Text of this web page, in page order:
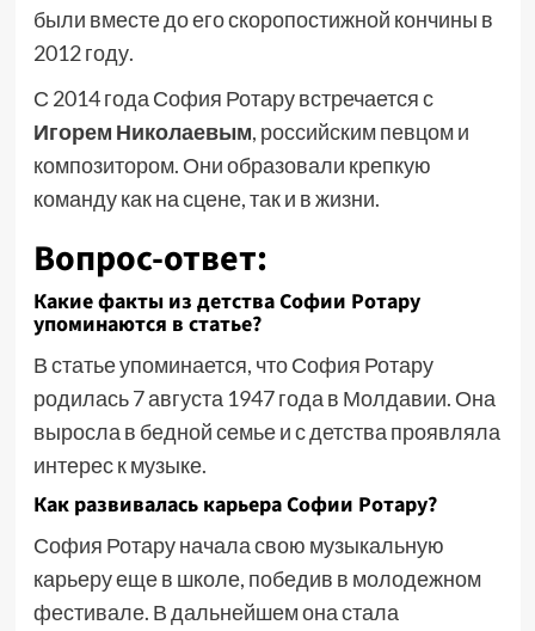
были вместе до его скоропостижной кончины в
2012 году.
С 2014 года София Ротару встречается с
Игорем Николаевым, российским певцом и
композитором. Они образовали крепкую
команду как на сцене, так и в жизни.
Вопрос-ответ:
Какие факты из детства Софии Ротару
упоминаются в статье?
В статье упоминается, что София Ротару
родилась 7 августа 1947 года в Молдавии. Она
выросла в бедной семье и с детства проявляла
интерес к музыке.
Как развивалась карьера Софии Ротару?
София Ротару начала свою музыкальную
карьеру еще в школе, победив в молодежном
фестивале. В дальнейшем она стала